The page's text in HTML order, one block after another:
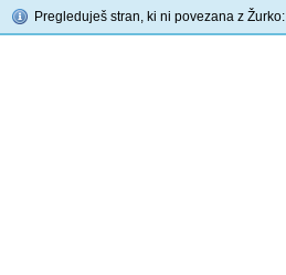
Pregleduješ stran, ki ni povezana z Žurko: